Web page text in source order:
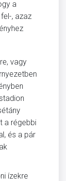
a
, azaz
vagy
a régebbi
és a pár
ízekre